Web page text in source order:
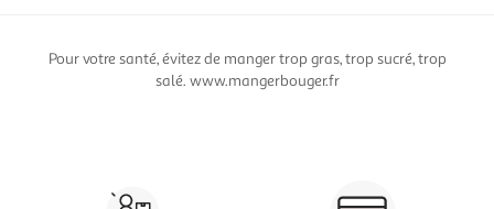
Pour votre santé, évitez de manger trop gras, trop sucré, trop
salé. www.mangerbouger.fr